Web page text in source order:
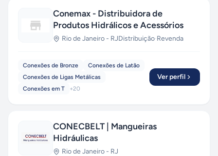
Conemax - Distribuidora de
Produtos Hidrálicos e Acessórios
Rio de Janeiro - RJDistribuição·Revenda
Conexões de Bronze
Conexões de Latão
Conexões de Ligas Metálicas
Conexões em T
+20
Ver perfil
CONECBELT | Mangueiras
Hidráulicas
Rio de Janeiro - RJ